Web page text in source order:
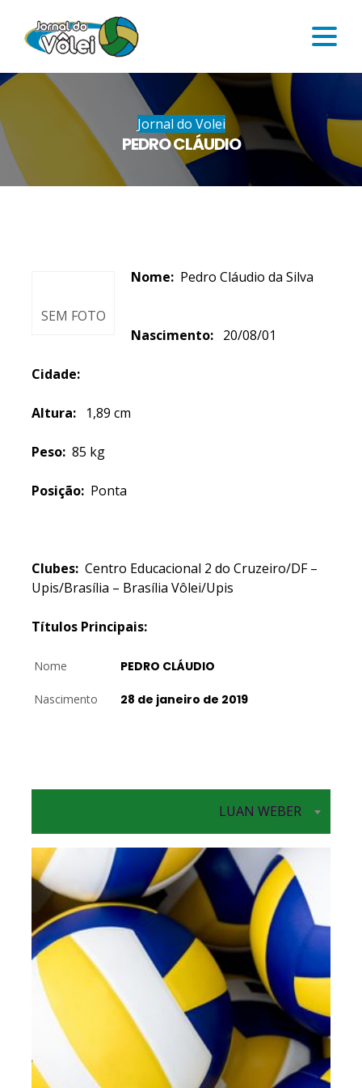
Jornal do Volei
PEDRO CLÁUDIO
SEM FOTO
Nome: Pedro Cláudio da Silva
Nascimento: 20/08/01
Cidade:
Altura: 1,89 cm
Peso: 85 kg
Posição: Ponta
Clubes: Centro Educacional 2 do Cruzeiro/DF –
Upis/Brasília – Brasília Vôlei/Upis
Títulos Principais:
Nome PEDRO CLÁUDIO
Nascimento 28 de janeiro de 2019
LUAN WEBER